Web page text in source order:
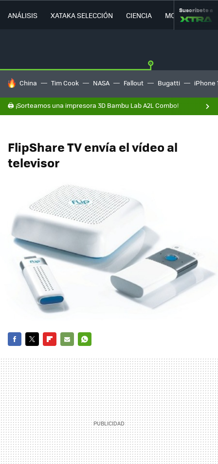
ANÁLISIS XATAKA SELECCIÓN CIENCIA MOVILIDAD
Suscríbete a
HOY SE HABLA DE
China Tim Cook NASA Fallout Bugatti iPhone
🖨️ ¡Sorteamos una impresora 3D Bambu Lab A2L Combo!
FlipShare TV envía el vídeo al
televisor
MAIL